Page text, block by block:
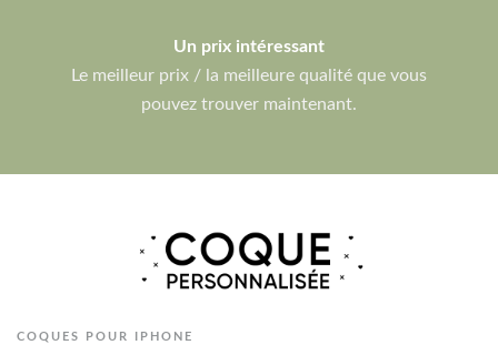
Un prix intéressant
Le meilleur prix / la meilleure qualité que vous
pouvez trouver maintenant.
COQUES POUR IPHONE